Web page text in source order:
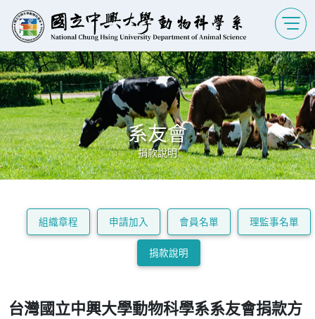
系友會
捐款說明
組織章程 申請加入 會員名單 理監事名單
捐款說明
台灣國立中興大學動物科學系系友會捐款方